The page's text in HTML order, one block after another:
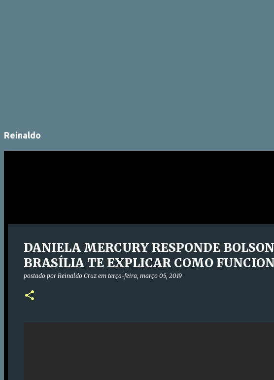
Reinaldo
DANIELA MERCURY RESPONDE
BRASÍLIA TE EXPLICAR COMO
postado por Reinaldo Cruz em terça-feira, março 05, 2019